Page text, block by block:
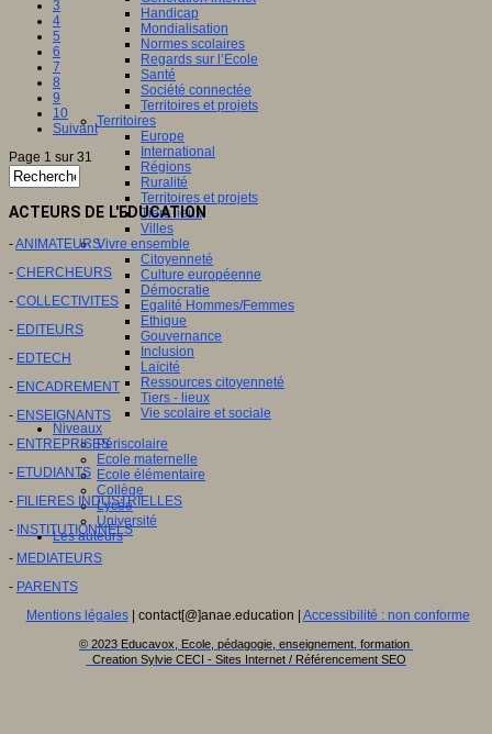
Handicap
Mondialisation
Normes scolaires
Regards sur l’Ecole
Santé
Société connectée
Territoires et projets
Territoires
Europe
International
Régions
Ruralité
Territoires et projets
Tiers lieux
Villes
Vivre ensemble
Citoyenneté
Culture européenne
Démocratie
Egalité Hommes/Femmes
Ethique
Gouvernance
Inclusion
Laïcité
Ressources citoyenneté
Tiers - lieux
Vie scolaire et sociale
Niveaux
Périscolaire
Ecole maternelle
Ecole élémentaire
Collège
Lycée
Université
Les auteurs
3
4
5
6
7
8
9
10
Suivant
Page 1 sur 31
ACTEURS DE L'EDUCATION
-ANIMATEURS
- CHERCHEURS
- COLLECTIVITES
- EDITEURS
- EDTECH
- ENCADREMENT
- ENSEIGNANTS
- ENTREPRISES
- ETUDIANTS
- FILIERES INDUSTRIELLES
- INSTITUTIONNELS
- MEDIATEURS
- PARENTS
Mentions légales| contact[@]anae.education | Accessibilité : non conforme
© 2023 Educavox, Ecole, pédagogie, enseignement, formation
Creation Sylvie CECI - Sites Internet / Référencement SEO